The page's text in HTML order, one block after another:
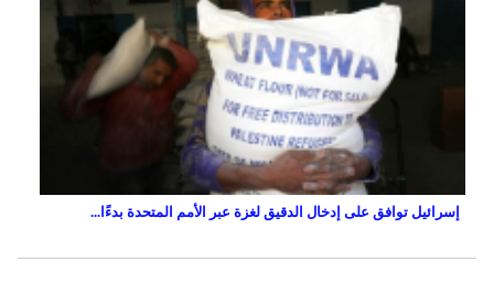
إسرائيل توافق على إدخال الدقيق لغزة عبر الأمم المتحدة بدءًا...